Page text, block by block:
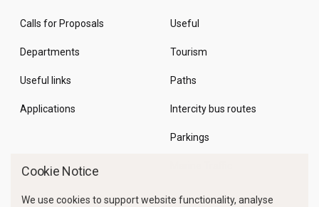
Calls for Proposals
Departments
Useful links
Applications
Useful
Tourism
Paths
Intercity bus routes
Parkings
Cookie Notice
We use cookies to support website functionality, analyse